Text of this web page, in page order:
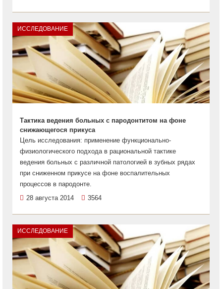
ИССЛЕДОВАНИЕ
Тактика ведения больных с пародонтитом на фоне
снижающегося прикуса
Цель исследования: применение функционально-
физиологического подхода в рациональной тактике
ведения больных с различной патологией в зубных рядах
при сниженном прикусе на фоне воспалительных
процессов в пародонте.
28 августа 2014
3564
ИССЛЕДОВАНИЕ